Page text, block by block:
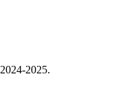
2024-2025.